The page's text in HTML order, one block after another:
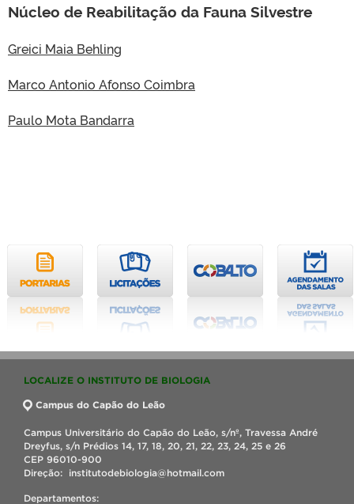
Núcleo de Reabilitação da Fauna Silvestre
Greici Maia Behling
Marco Antonio Afonso Coimbra
Paulo Mota Bandarra
LOCALIZE O INSTITUTO DE BIOLOGIA
Campus do Capão do Leão
Campus Universitário do Capão do Leão, s/nº, Travessa André
Dreyfus, s/n Prédios 14, 17, 18, 20, 21, 22, 23, 24, 25 e 26
CEP 96010-900
Direção: institutodebiologia@hotmail.com
Departamentos: